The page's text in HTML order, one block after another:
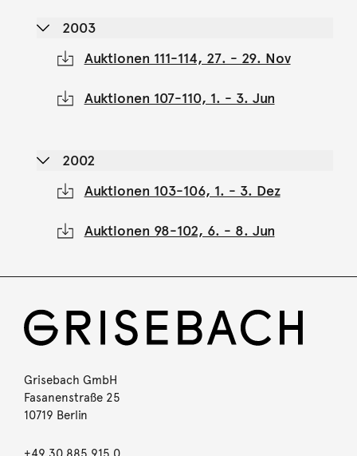
2003
Auktionen 111-114, 27. - 29. Nov
Auktionen 107-110, 1. - 3. Jun
2002
Auktionen 103-106, 1. - 3. Dez
Auktionen 98-102, 6. - 8. Jun
Grisebach GmbH
Fasanenstraße 25
10719 Berlin